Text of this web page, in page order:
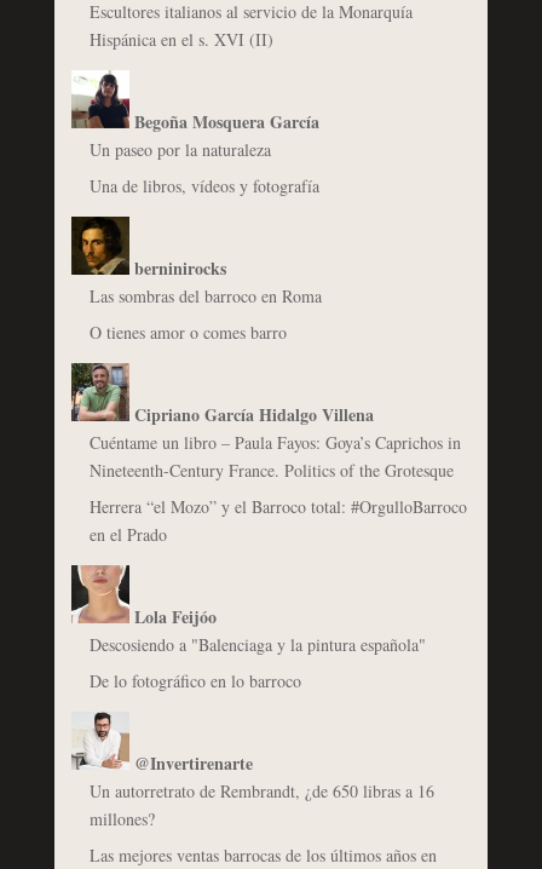
Escultores italianos al servicio de la Monarquía
Hispánica en el s. XVI (II)
Begoña Mosquera García
Un paseo por la naturaleza
Una de libros, vídeos y fotografía
berninirocks
Las sombras del barroco en Roma
O tienes amor o comes barro
Cipriano García Hidalgo Villena
Cuéntame un libro – Paula Fayos: Goya’s Caprichos in
Nineteenth-Century France. Politics of the Grotesque
Herrera “el Mozo” y el Barroco total: #OrgulloBarroco
en el Prado
Lola Feijóo
Descosiendo a "Balenciaga y la pintura española"
De lo fotográfico en lo barroco
@Invertirenarte
Un autorretrato de Rembrandt, ¿de 650 libras a 16
millones?
Las mejores ventas barrocas de los últimos años en